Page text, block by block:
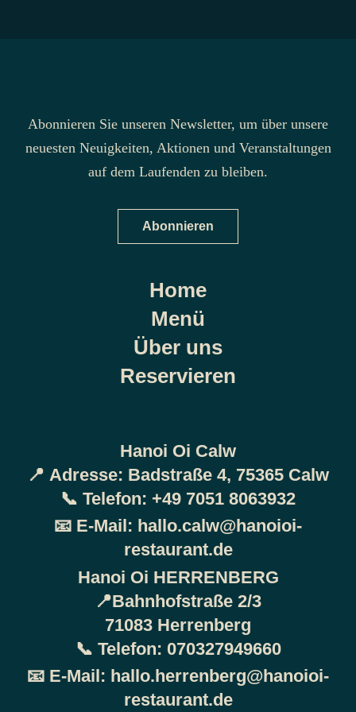
Abonnieren Sie unseren Newsletter, um über unsere
neuesten Neuigkeiten, Aktionen und Veranstaltungen
auf dem Laufenden zu bleiben.
Abonnieren
Home
Menü
Über uns
Reservieren
Hanoi Oi Calw
📍 Adresse: Badstraße 4, 75365 Calw
📞 Telefon: +49 7051 8063932
📧 E-Mail: hallo.calw@hanoioi-
restaurant.de
Hanoi Oi HERRENBERG
📍Bahnhofstraße 2/3
71083 Herrenberg
📞 Telefon: 070327949660
📧 E-Mail: hallo.herrenberg@hanoioi-
restaurant.de